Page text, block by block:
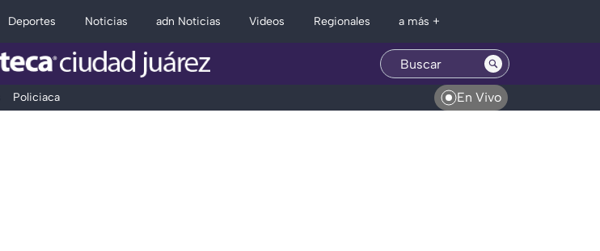
Deportes Noticias adn Noticias Videos Regionales a más +
Policiaca En Vivo